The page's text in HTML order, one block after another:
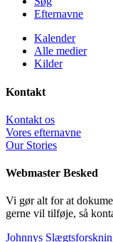
Efternavne
Kalender
Alle medier
Kilder
Kontakt
Kontakt os
Vores efternavne
Our Stories
Webmaster Besked
Vi gør alt for at
gerne vil tilføje, så
Johnnys